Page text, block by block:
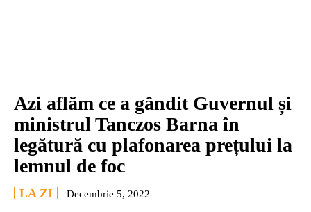
Azi aflăm ce a gândit Guvernul și
ministrul Tanczos Barna în
legătură cu plafonarea prețului la
lemnul de foc
LA ZI Decembrie 5, 2022